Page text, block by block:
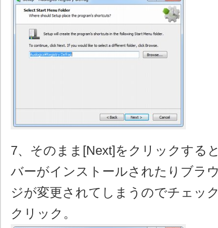
7、そのまま[Next]をクリックする
バーがインストールされたりブラ
ジが変更されてしまうのでチェッ
クリック。